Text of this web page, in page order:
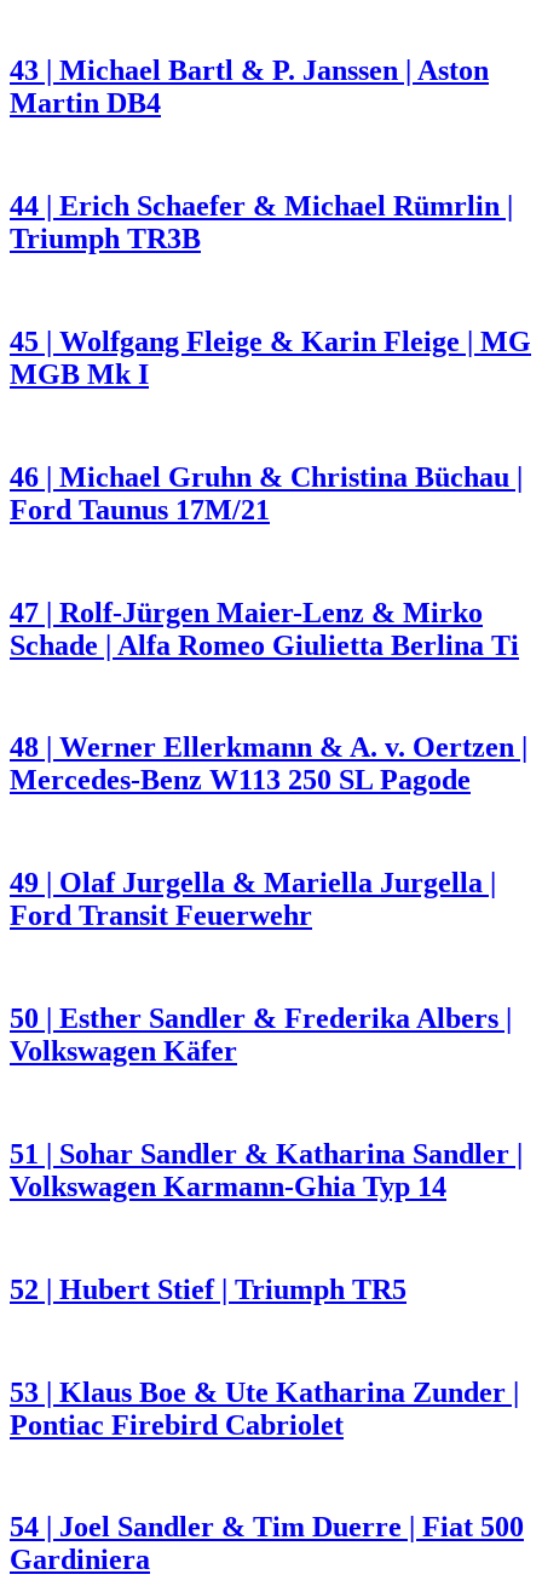
43 | Michael Bartl & P. Janssen | Aston
Martin DB4
44 | Erich Schaefer & Michael Rümrlin |
Triumph TR3B
45 | Wolfgang Fleige & Karin Fleige | MG
MGB Mk I
46 | Michael Gruhn & Christina Büchau |
Ford Taunus 17M/21
47 | Rolf-Jürgen Maier-Lenz & Mirko
Schade | Alfa Romeo Giulietta Berlina Ti
48 | Werner Ellerkmann & A. v. Oertzen |
Mercedes-Benz W113 250 SL Pagode
49 | Olaf Jurgella & Mariella Jurgella |
Ford Transit Feuerwehr
50 | Esther Sandler & Frederika Albers |
Volkswagen Käfer
51 | Sohar Sandler & Katharina Sandler |
Volkswagen Karmann-Ghia Typ 14
52 | Hubert Stief | Triumph TR5
53 | Klaus Boe & Ute Katharina Zunder |
Pontiac Firebird Cabriolet
54 | Joel Sandler & Tim Duerre | Fiat 500
Gardiniera